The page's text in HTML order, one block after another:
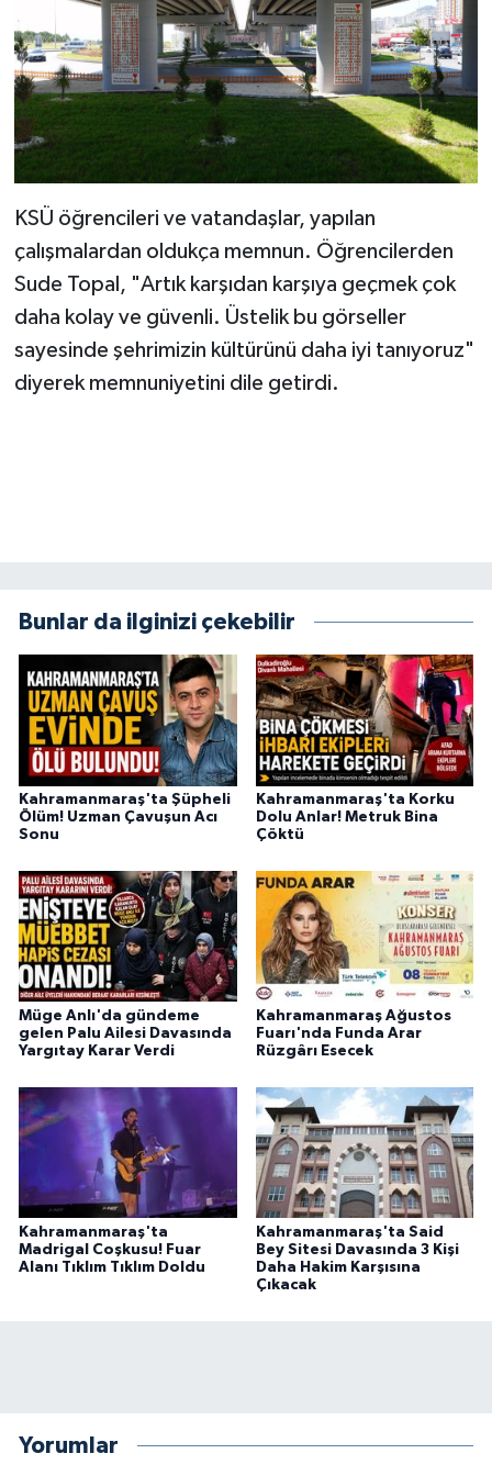
KSÜ öğrencileri ve vatandaşlar, yapılan
çalışmalardan oldukça memnun. Öğrencilerden
Sude Topal, "Artık karşıdan karşıya geçmek çok
daha kolay ve güvenli. Üstelik bu görseller
sayesinde şehrimizin kültürünü daha iyi tanıyoruz"
diyerek memnuniyetini dile getirdi.
Bunlar da ilginizi çekebilir
Kahramanmaraş'ta Şüpheli
Ölüm! Uzman Çavuşun Acı
Sonu
Kahramanmaraş'ta Korku
Dolu Anlar! Metruk Bina
Çöktü
Müge Anlı'da gündeme
gelen Palu Ailesi Davasında
Yargıtay Karar Verdi
Kahramanmaraş Ağustos
Fuarı'nda Funda Arar
Rüzgârı Esecek
Kahramanmaraş'ta
Madrigal Coşkusu! Fuar
Alanı Tıklım Tıklım Doldu
Kahramanmaraş'ta Said
Bey Sitesi Davasında 3 Kişi
Daha Hakim Karşısına
Çıkacak
Yorumlar